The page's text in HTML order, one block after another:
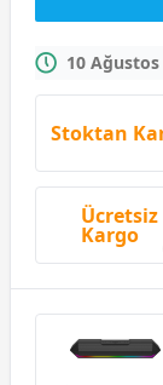
10
Stoktan
Ücretsiz
Kargo